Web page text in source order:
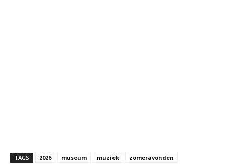
TAGS 2026 museum muziek zomeravonden